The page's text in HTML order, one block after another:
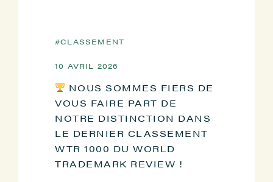
CLASSEMENT
10 AVRIL 2026
NOUS SOMMES FIERS DE
VOUS FAIRE PART DE
NOTRE DISTINCTION DANS
LE DERNIER CLASSEMENT
WTR 1000 DU WORLD
TRADEMARK REVIEW !